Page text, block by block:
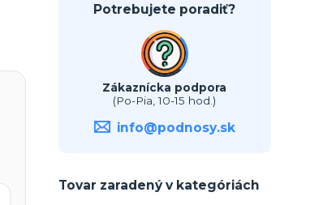
Potrebujete poradiť?
Zákaznícka podpora
(Po-Pia, 10-15 hod.)
info@podnosy.sk
Tovar zaradený v kategóriách